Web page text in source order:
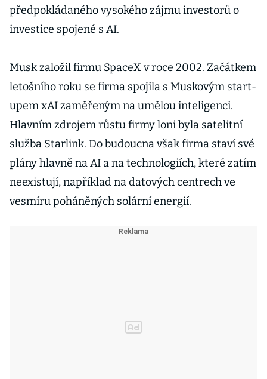
předpokládaného vysokého zájmu investorů o
investice spojené s AI.
Musk založil firmu SpaceX v roce 2002. Začátkem
letošního roku se firma spojila s Muskovým start-
upem xAI zaměřeným na umělou inteligenci.
Hlavním zdrojem růstu firmy loni byla satelitní
služba Starlink. Do budoucna však firma staví své
plány hlavně na AI a na technologiích, které zatím
neexistují, například na datových centrech ve
vesmíru poháněných solární energií.